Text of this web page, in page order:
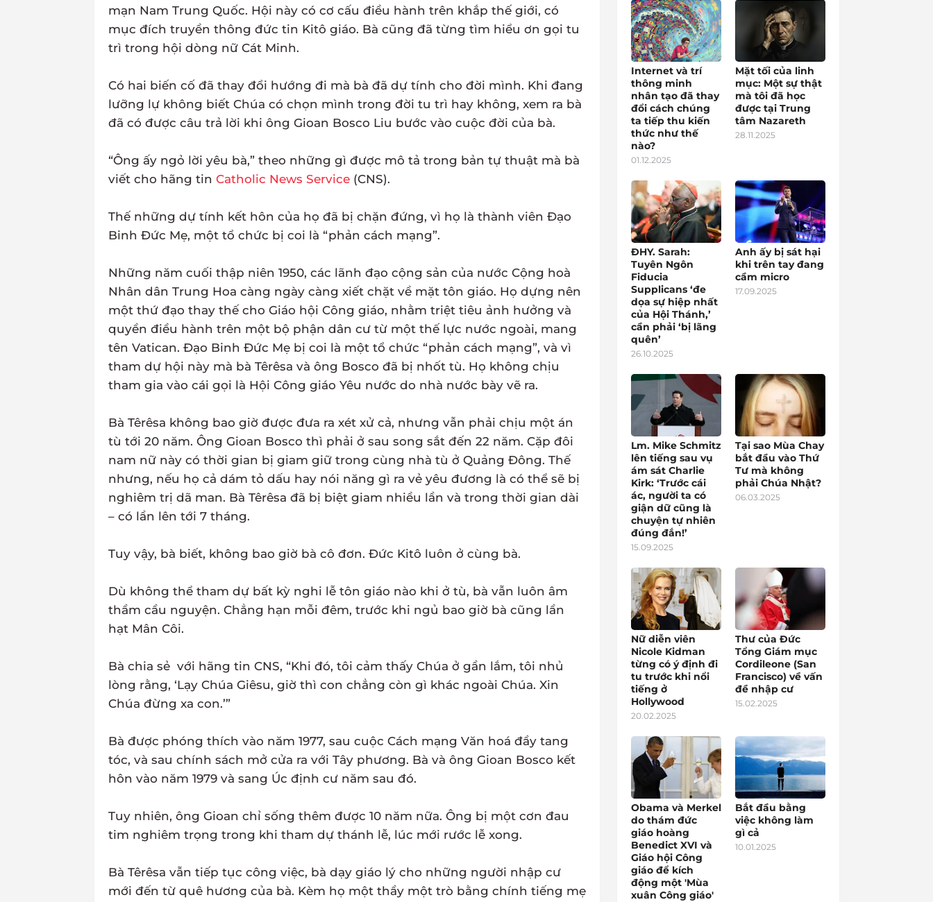
mạn Nam Trung Quốc. Hội này có cơ cấu điều hành trên khắp thế giới, có
mục đích truyền thông đức tin Kitô giáo. Bà cũng đã từng tìm hiểu ơn gọi tu
trì trong hội dòng nữ Cát Minh.
Có hai biến cố đã thay đổi hướng đi mà bà đã dự tính cho đời mình. Khi đang
lưỡng lự không biết Chúa có chọn mình trong đời tu trì hay không, xem ra bà
đã có được câu trả lời khi ông Gioan Bosco Liu bước vào cuộc đời của bà.
“Ông ấy ngỏ lời yêu bà,” theo những gì được mô tả trong bản tự thuật mà bà
viết cho hãng tin Catholic News Service(CNS).
Thế những dự tính kết hôn của họ đã bị chặn đứng, vì họ là thành viên Đạo
Binh Đức Mẹ, một tổ chức bị coi là “phản cách mạng”.
Những năm cuối thập niên 1950, các lãnh đạo cộng sản của nước Cộng hoà
Nhân dân Trung Hoa càng ngày càng xiết chặt về mặt tôn giáo. Họ dựng nên
một thứ đạo thay thế cho Giáo hội Công giáo, nhằm triệt tiêu ảnh hưởng và
quyền điều hành trên một bộ phận dân cư từ một thế lực nước ngoài, mang
tên Vatican. Đạo Binh Đức Mẹ bị coi là một tổ chức “phản cách mạng”, và vì
tham dự hội này mà bà Têrêsa và ông Bosco đã bị nhốt tù. Họ không chịu
tham gia vào cái gọi là Hội Công giáo Yêu nước do nhà nước bày vẽ ra.
Bà Têrêsa không bao giờ được đưa ra xét xử cả, nhưng vẫn phải chịu một án
tù tới 20 năm. Ông Gioan Bosco thì phải ở sau song sắt đến 22 năm. Cặp đôi
nam nữ này có thời gian bị giam giữ trong cùng nhà tù ở Quảng Đông. Thế
nhưng, nếu họ cả dám tỏ dấu hay nói năng gì ra vẻ yêu đương là có thể sẽ bị
nghiêm trị dã man. Bà Têrêsa đã bị biệt giam nhiều lần và trong thời gian dài
– có lần lên tới 7 tháng.
Tuy vậy, bà biết, không bao giờ bà cô đơn. Đức Kitô luôn ở cùng bà.
Dù không thể tham dự bất kỳ nghi lễ tôn giáo nào khi ở tù, bà vẫn luôn âm
thầm cầu nguyện. Chẳng hạn mỗi đêm, trước khi ngủ bao giờ bà cũng lần
hạt Mân Côi.
Bà chia sẻ với hãng tin CNS, “Khi đó, tôi cảm thấy Chúa ở gần lắm, tôi nhủ
lòng rằng, ‘Lạy Chúa Giêsu, giờ thì con chẳng còn gì khác ngoài Chúa. Xin
Chúa đừng xa con.’”
Bà được phóng thích vào năm 1977, sau cuộc Cách mạng Văn hoá đầy tang
tóc, và sau chính sách mở cửa ra với Tây phương. Bà và ông Gioan Bosco kết
hôn vào năm 1979 và sang Úc định cư năm sau đó.
Tuy nhiên, ông Gioan chỉ sống thêm được 10 năm nữa. Ông bị một cơn đau
tim nghiêm trọng trong khi tham dự thánh lễ, lúc mới rước lễ xong.
Bà Têrêsa vẫn tiếp tục công việc, bà dạy giáo lý cho những người nhập cư
mới đến từ quê hương của bà. Kèm họ một thầy một trò bằng chính tiếng mẹ
Internet và trí
thông minh
nhân tạo đã thay
đổi cách chúng
ta tiếp thu kiến
thức như thế
nào?
01.12.2025
Mặt tối của linh
mục: Một sự thật
mà tôi đã học
được tại Trung
tâm Nazareth
28.11.2025
ĐHY. Sarah:
Tuyên Ngôn
Fiducia
Supplicans ‘đe
dọa sự hiệp nhất
của Hội Thánh,’
cần phải ‘bị lãng
quên’
26.10.2025
Anh ấy bị sát hại
khi trên tay đang
cầm micro
17.09.2025
Lm. Mike Schmitz
lên tiếng sau vụ
ám sát Charlie
Kirk: ‘Trước cái
ác, người ta có
giận dữ cũng là
chuyện tự nhiên
đúng đắn!’
15.09.2025
Tại sao Mùa Chay
bắt đầu vào Thứ
Tư mà không
phải Chúa Nhật?
06.03.2025
Nữ diễn viên
Nicole Kidman
từng có ý định đi
tu trước khi nổi
tiếng ở
Hollywood
20.02.2025
Thư của Đức
Tổng Giám mục
Cordileone (San
Francisco) về vấn
đề nhập cư
15.02.2025
Obama và Merkel
do thám đức
giáo hoàng
Benedict XVI và
Giáo hội Công
giáo để kích
động một 'Mùa
xuân Công giáo'
Bắt đầu bằng
việc không làm
gì cả
10.01.2025